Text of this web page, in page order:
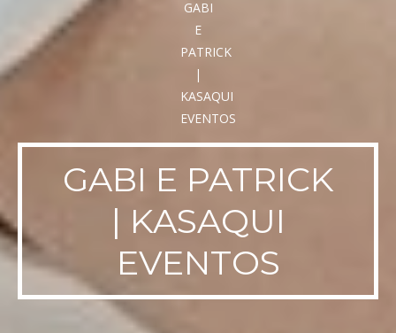
GABI E PATRICK
| KASAQUI
EVENTOS